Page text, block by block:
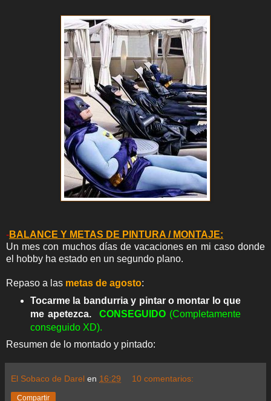
-BALANCE Y METAS DE PINTURA / MONTAJE:
Un mes con muchos días de vacaciones en mi caso donde
el hobby ha estado en un segundo plano.
Repaso a las metas de agosto:
Tocarme la bandurria y pintar o montar lo que
meapetezca. CONSEGUIDO (Completamente
conseguido XD).
Resumen de lo montado y pintado:
El Sobaco de Darel en 16:29 10 comentarios:
Compartir